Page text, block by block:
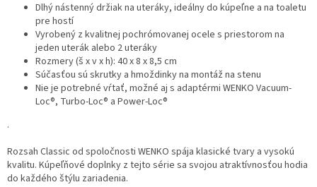
Dlhý nástenný držiak na uteráky, ideálny do kúpeľne a na toaletu
pre hostí
Vyrobený z kvalitnej pochrómovanej ocele s priestorom na
jeden uterák alebo 2 uteráky
Rozmery (š x v x h): 40 x 8 x 8,5 cm
Súčasťou sú skrutky a hmoždinky na montáž na stenu
Nie je potrebné vŕtať, možné aj s adaptérmi WENKO Vacuum-
Loc®, Turbo-Loc® a Power-Loc®
.
Rozsah Classic od spoločnosti WENKO spája klasické tvary a vysokú
kvalitu. Kúpeľňové doplnky z tejto série sa svojou atraktívnosťou hodia
do každého štýlu zariadenia.